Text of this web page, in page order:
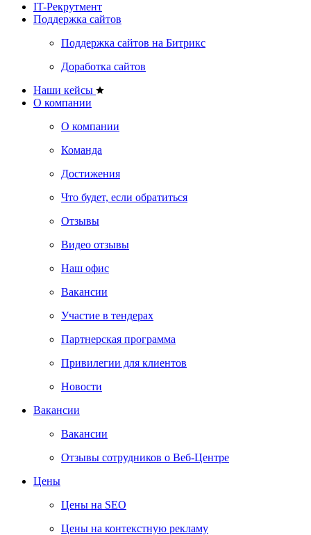
IT-Рекрутмент
Поддержка сайтов
Поддержка сайтов на Битрикс
Доработка сайтов
Наши кейсы
О компании
О компании
Команда
Достижения
Что будет, если обратиться
Отзывы
Видео отзывы
Наш офис
Вакансии
Участие в тендерах
Партнерская программа
Привилегии для клиентов
Новости
Вакансии
Вакансии
Отзывы сотрудников о Веб-Центре
Цены
Цены на SEO
Цены на контекстную рекламу